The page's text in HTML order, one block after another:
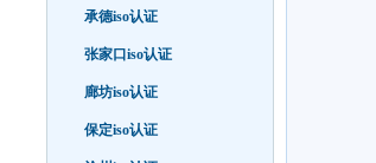
承德iso认证
张家口iso认证
廊坊iso认证
保定iso认证